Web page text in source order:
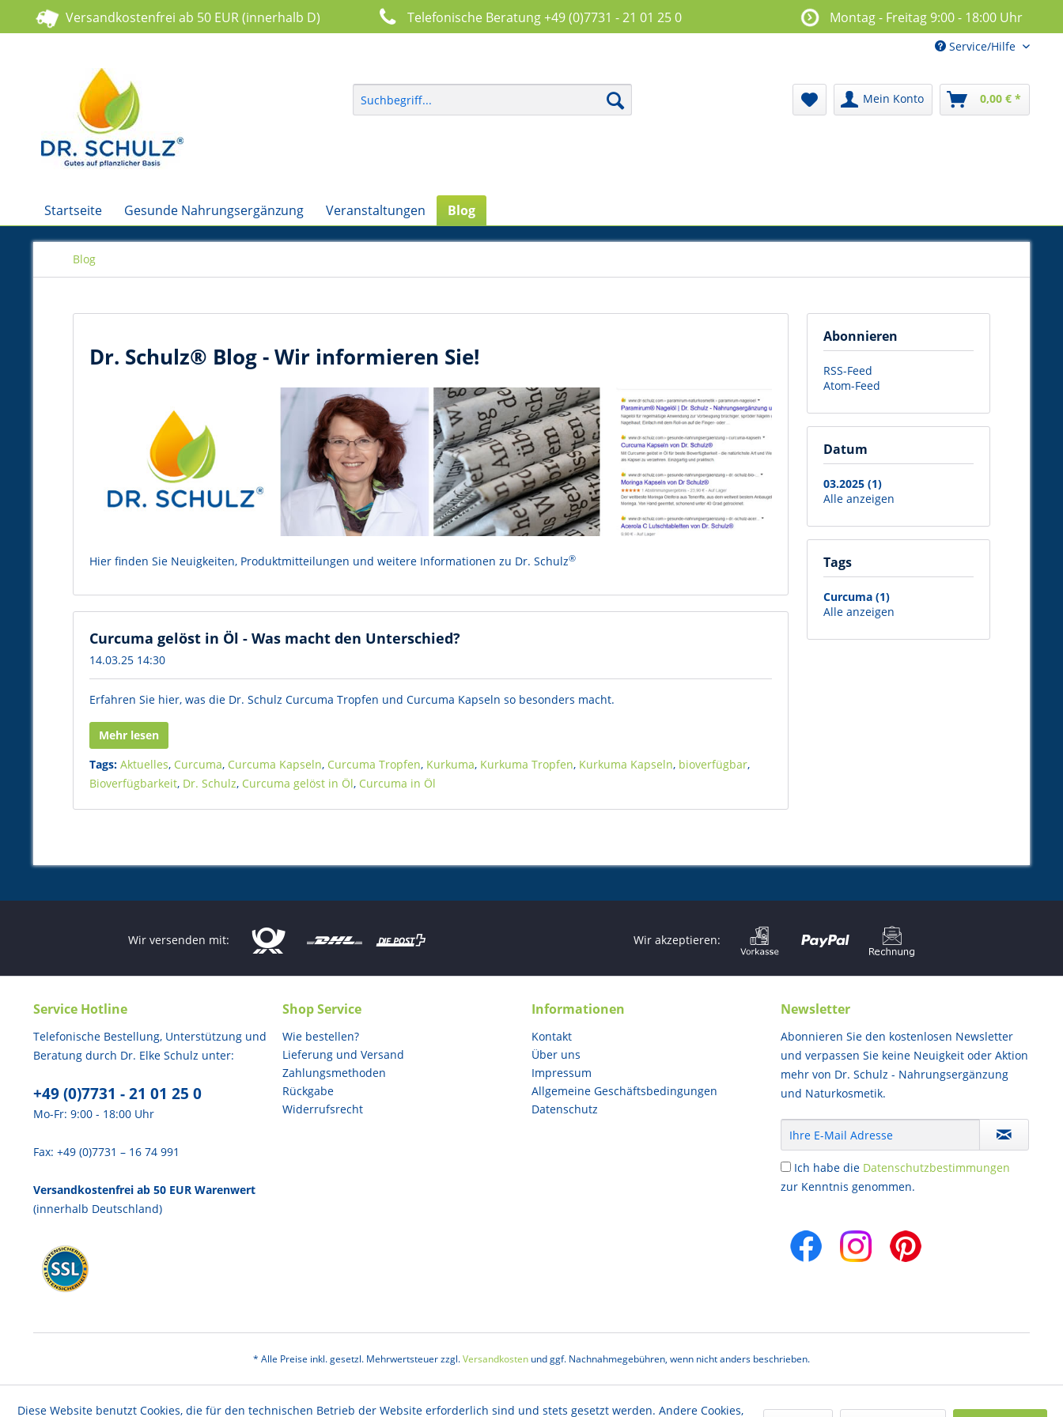
Versandkostenfrei ab 50 EUR (innerhalb D) Telefonische Beratung +49 (0)7731 - 21 01 25 0 Montag - Freitag 9:00 - 18:00 Uhr
Service/Hilfe
Mein Konto 0,00 € *
Startseite Gesunde Nahrungsergänzung Veranstaltungen Blog
Blog
Abonnieren
RSS-Feed
Atom-Feed
Datum
03.2025 (1)
Alle anzeigen
Tags
Curcuma (1)
Alle anzeigen
Dr. Schulz® Blog - Wir informieren Sie!
Hier finden Sie Neuigkeiten, Produktmitteilungen und weitere Informationen zu Dr. Schulz®
Curcuma gelöst in Öl - Was macht den Unterschied?
14.03.25 14:30
Erfahren Sie hier, was die Dr. Schulz Curcuma Tropfen und Curcuma Kapseln so besonders macht.
Mehr lesen
Tags: Aktuelles, Curcuma, Curcuma Kapseln, Curcuma Tropfen, Kurkuma, Kurkuma Tropfen, Kurkuma Kapseln, bioverfügbar,
Bioverfügbarkeit, Dr. Schulz, Curcuma gelöst in Öl, Curcuma in Öl
Wir versenden mit: Wir akzeptieren:
Service Hotline
Telefonische Bestellung, Unterstützung und
Beratung durch Dr. Elke Schulz unter:
+49 (0)7731 - 21 01 25 0
Mo-Fr: 9:00 - 18:00 Uhr
Fax: +49 (0)7731 – 16 74 991
Versandkostenfrei ab 50 EUR Warenwert
(innerhalb Deutschland)
Shop Service
Wie bestellen?
Lieferung und Versand
Zahlungsmethoden
Rückgabe
Widerrufsrecht
Informationen
Kontakt
Über uns
Impressum
Allgemeine Geschäftsbedingungen
Datenschutz
Newsletter
Abonnieren Sie den kostenlosen Newsletter
und verpassen Sie keine Neuigkeit oder Aktion
mehr von Dr. Schulz - Nahrungsergänzung
und Naturkosmetik.
Ich habe die Datenschutzbestimmungen
zur Kenntnis genommen.
* Alle Preise inkl. gesetzl. Mehrwertsteuer zzgl.Versandkosten und ggf. Nachnahmegebühren, wenn nicht anders beschrieben.
Diese Website benutzt Cookies, die für den technischen Betrieb der Website erforderlich sind und stets gesetzt werden. Andere Cookies,